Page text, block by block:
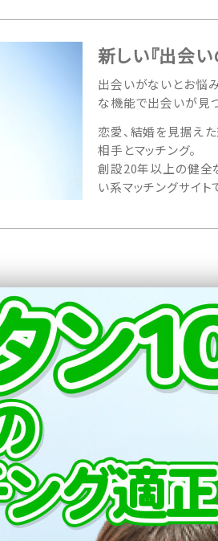
新しい『出会い
出会いがないとお悩
な機能で出会いが見
恋愛、結婚を見据え
相手とマッチング。
創設20年以上の健全
い系マッチングサイト
PCMAXでの出会い方